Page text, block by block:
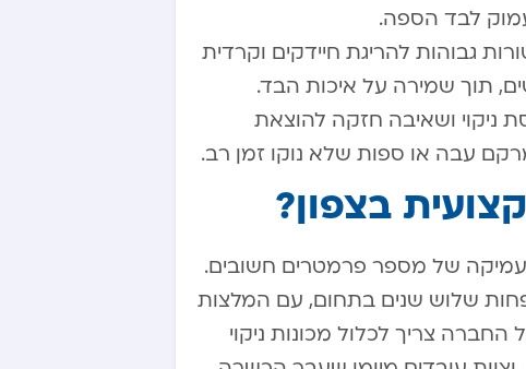
לבד הספה.
גבוהות להריגת חיידקים וקרדית
תוך שמירה על איכות הבד.
ושאיבה חזקה להוצאת
עבה או ספות שלא נוקו זמן רב.
בצפון?
של מספר פרמטרים חשובים.
שלוש שנים בתחום, עם המלצות
צריך לכלול מכונות ניקוי